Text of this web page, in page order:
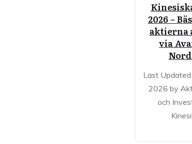
2026 –
aktierna
via
Last
2026 by
och